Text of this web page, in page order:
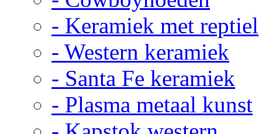
- Keramiek met reptiel
- Western keramiek
- Santa Fe keramiek
- Plasma metaal kunst